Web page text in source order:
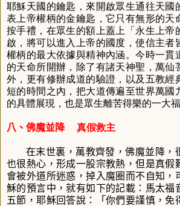
耶穌天國的鑰匙，來開啟眾生通往天國
表上帝權柄的金鑰匙，它只有無形的天
按手禮，在眾生的額上蓋上「永生上帝
啟，將可以進入上帝的國度，使信主者
權柄的最大依據與精神內涵。今時一貫
的天命所開辦，除了有諸天神聖，萬仙
外，更有修辦成道的驗證，以及五教經
短的時間之內，把大道傳遍至世界萬國
的具體展現，也是眾生離苦得樂的一大福
八、佛魔並降 真假救主
在末世裏，萬教齊發，佛魔並降，
也很熱心，形成一股宗教熱，但是真假
會被外道所迷惑，掉入魔圈而不自知，
穌的預言中，就有如下的記載：馬太福
五節，耶穌回答說：
「你們要謹慎，